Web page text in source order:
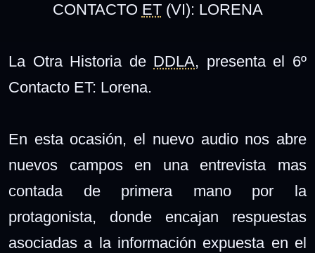
CONTACTO ET(VI): LORENA
La Otra Historia de DDLA, presenta el 6º
Contacto ET: Lorena.
En esta ocasión, el nuevo audio nos abre
nuevos campos en una entrevista mas
contada de primera mano por la
protagonista, donde encajan respuestas
asociadas a la información expuesta en el